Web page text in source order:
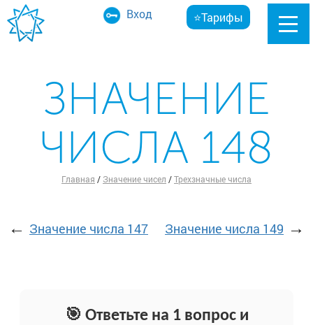
Вход ⭐Тарифы
ЗНАЧЕНИЕ
ЧИСЛА 148
Главная / Значение чисел /Трехзначные числа
← Значение числа 147 Значение числа 149 →
🎯 Ответьте на 1 вопрос и